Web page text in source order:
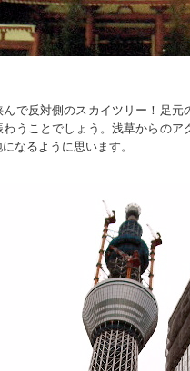
で反対側のスカイツリー！足元
わうことでしょう。浅草からのア
なるように思います。